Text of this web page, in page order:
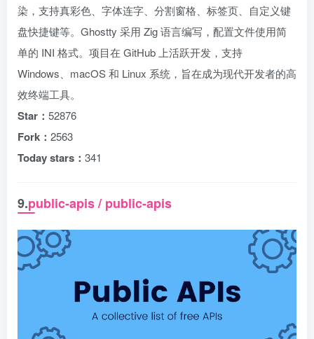
染，支持真彩色、字体连字、分割窗格、标签页、自定义键
盘快捷键等。Ghostty 采用 Zig 语言编写，配置文件使用简
单的 INI 格式。项目在 GitHub 上活跃开发，支持
Windows、macOS 和 Linux 系统，旨在成为现代开发者的高
效终端工具。
Star： 52876
Fork： 2563
Today stars： 341
9.public-apis / public-apis